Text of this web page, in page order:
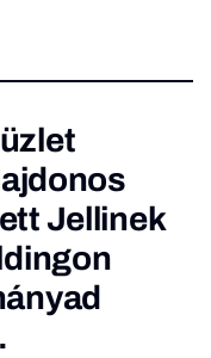
Jellinek